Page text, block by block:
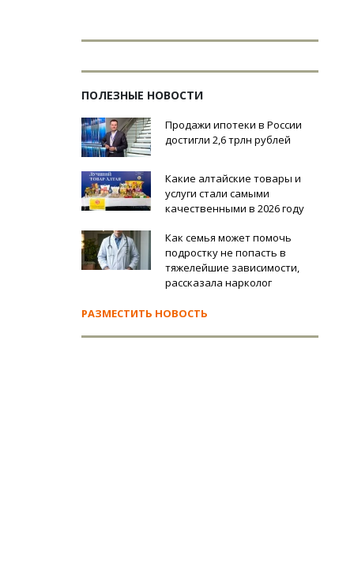
ПОЛЕЗНЫЕ НОВОСТИ
Продажи ипотеки в России
достигли 2,6 трлн рублей
Какие алтайские товары и
услуги стали самыми
качественными в 2026 году
Как семья может помочь
подростку не попасть в
тяжелейшие зависимости,
рассказала нарколог
РАЗМЕСТИТЬ НОВОСТЬ